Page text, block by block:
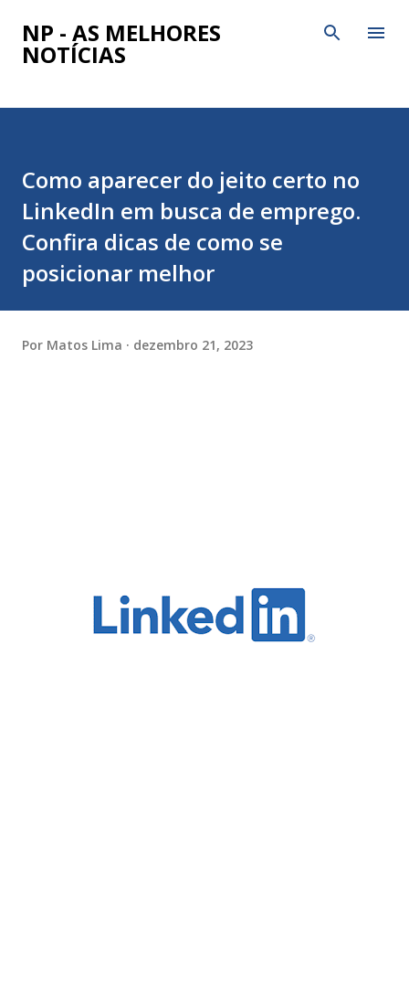
Pular para o conteúdo principal
NP - AS MELHORES
NOTÍCIAS
Como aparecer do jeito certo no
LinkedIn em busca de emprego.
Confira dicas de como se
posicionar melhor
Por Matos Lima dezembro 21, 2023